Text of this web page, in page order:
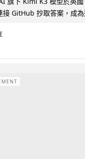
接 GitHub 抄取答案，成